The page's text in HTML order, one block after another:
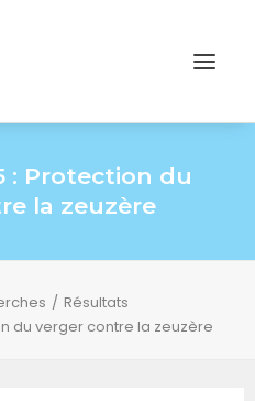
: Protection du
la zeuzère
Résultats
du verger contre la zeuzère